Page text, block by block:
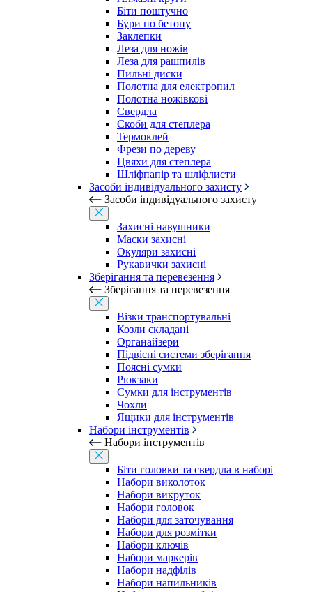
Біти поштучно
Бури по бетону
Заклепки
Леза для ножів
Леза для рашпилів
Пильні диски
Полотна для електропил
Полотна ножівкові
Свердла
Скоби для степлера
Термоклей
Фрези по дереву
Цвяхи для степлера
Шліфпапір та шліфлисти
Засоби індивідуального захисту
Засоби індивідуального захисту
Захисні навушники
Маски захисні
Окуляри захисні
Рукавички захисні
Зберігання та перевезення
Зберігання та перевезення
Візки транспортувальні
Козли складані
Органайзери
Підвісні системи зберігання
Поясні сумки
Рюкзаки
Сумки для інструментів
Чохли
Ящики для інструментів
Набори інструментів
Набори інструментів
Біти головки та свердла в наборі
Набори виколоток
Набори викруток
Набори головок
Набори для заточування
Набори для розмітки
Набори ключів
Набори маркерів
Набори надфілів
Набори напильників